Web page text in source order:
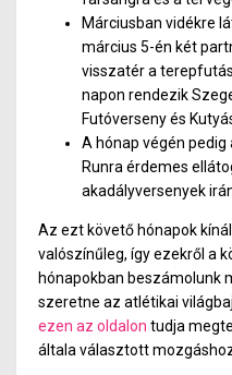
Márciusban vidékre
március 5-én két
visszatér a
napon rendezik
Futóverseny és
A hónap végén pedig
Runra érdemes
akadályversenyek
Az ezt követő hónapok
valószínűleg, így ezekről a
hónapokban beszámolunk
szeretne az atlétikai
ezen az oldalon tudja
általa választott